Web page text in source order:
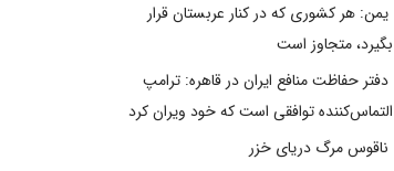
یمن: هر کشوری که در کنار عربستان قرار
بگیرد، متجاوز است
دفتر حفاظت منافع ایران در قاهره: ترامپ
التماس‌کننده توافقی است که خود ویران کرد
ناقوس مرگ دریای خزر